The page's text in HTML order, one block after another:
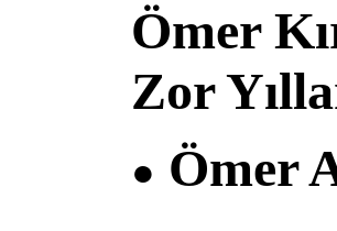
Ömer
Zor
● Ömer